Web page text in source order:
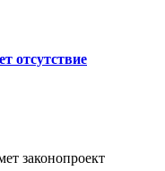
отсутствие
законопроект